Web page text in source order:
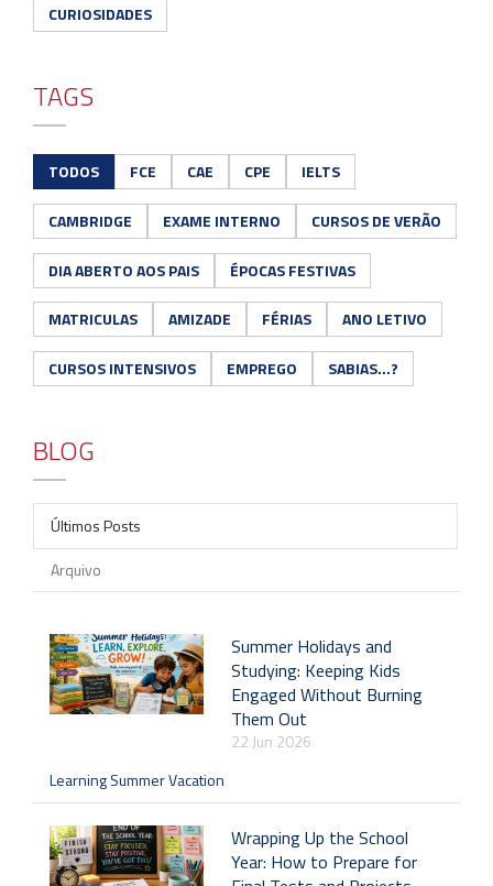
CURIOSIDADES
TAGS
TODOS FCE CAE CPE IELTS
CAMBRIDGE EXAME INTERNO CURSOS DE VERÃO
DIA ABERTO AOS PAIS ÉPOCAS FESTIVAS
MATRICULAS AMIZADE FÉRIAS ANO LETIVO
CURSOS INTENSIVOS EMPREGO SABIAS...?
BLOG
Últimos Posts
Arquivo
Summer Holidays and
Studying: Keeping Kids
Engaged Without Burning
Them Out
22 Jun 2026
Learning Summer Vacation
Wrapping Up the School
Year: How to Prepare for